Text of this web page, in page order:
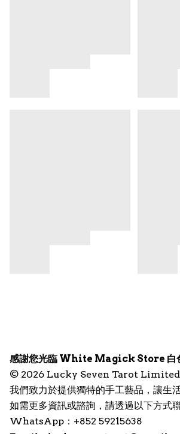
感謝您光臨 White Magick Store 白
© 2026 Lucky Seven Tarot Limited
我們致力於提供獨特的手工藝品，讓生
如需更多資訊或諮詢，請透過以下方式
WhatsApp：+852 59215638